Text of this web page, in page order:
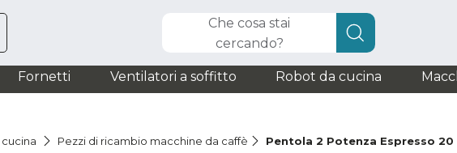
Che cosa stai
cercando?
Fornetti Ventilatori a soffitto Robot da cucina
Pezzi di ricambio macchine da caffè Pentola 2 Potenza Espresso 20